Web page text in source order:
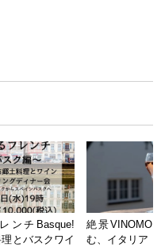
ンチBasque!
理とバスクワイ
絶景
む、イタリア